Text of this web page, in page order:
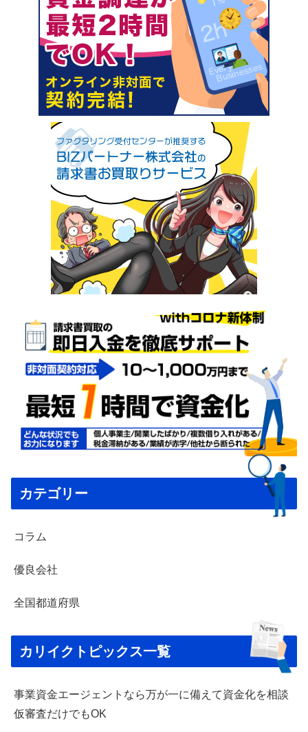
カテゴリー
コラム
優良会社
全国都道府県
カリイクトピックス一覧
事業資金エージェントなら万が一に備えて資金化を相談
仮審査だけでもOK